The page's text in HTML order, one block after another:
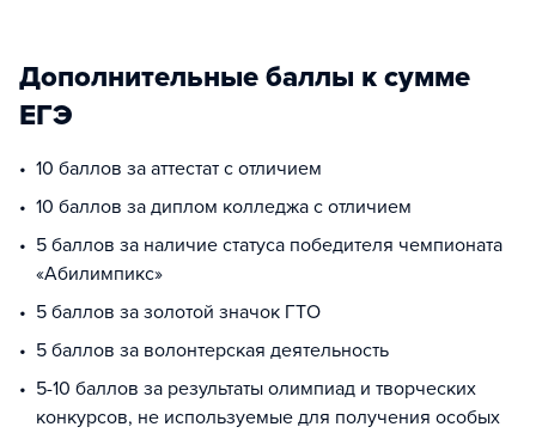
Дополнительные баллы к сумме
ЕГЭ
10 баллов за аттестат с отличием
10 баллов за диплом колледжа с отличием
5 баллов за наличие статуса победителя чемпионата
«Абилимпикс»
5 баллов за золотой значок ГТО
5 баллов за волонтерская деятельность
5-10 баллов за результаты олимпиад и творческих
конкурсов, не используемые для получения особых